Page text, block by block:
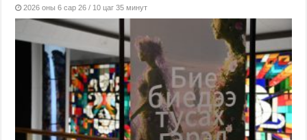
2026 оны 6 сар 26 / 10 цаг 35 минут